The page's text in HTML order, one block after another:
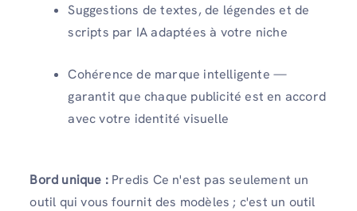
Suggestions de textes, de légendes et de
scripts par IA adaptées à votre niche
Cohérence de marque intelligente —
garantit que chaque publicité est en accord
avec votre identité visuelle
Bord unique : Predis Ce n'est pas seulement un
outil qui vous fournit des modèles ; c'est un outil